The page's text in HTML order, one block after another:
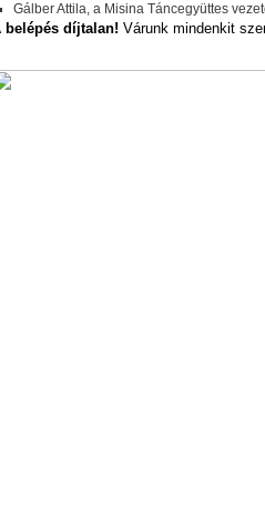
Gálber Attila, a Misina Táncegyüttes
belépés díjtalan! Várunk mindenkit